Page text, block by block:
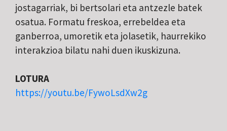
jostagarriak, bi bertsolari eta antzezle batek
osatua. Formatu freskoa, errebeldea eta
ganberroa, umoretik eta jolasetik, haurrekiko
interakzioa bilatu nahi duen ikuskizuna.
LOTURA
https://youtu.be/FywoLsdXw2g